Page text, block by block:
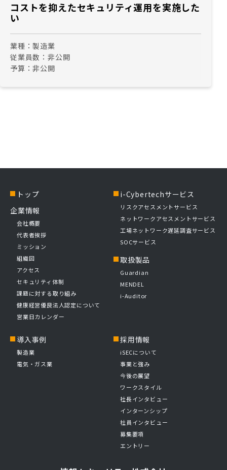
コストを抑えたセキュリティ運用を実施した
い
業種：製造業
従業員数： 非公開
予算：非公開
トップ
企業情報
会社概要
代表者挨拶
ミッション
組織図
アクセス
セキュリティ体制
課題に対する取り組み
健康経営優良法人認定について
営業日カレンダー
i-Cybertechサービス
リスクアセスメントサービス
ネットワークアセスメントサービス
工場ネットワーク遅延調査サービス
SOCサービス
取扱製品
Guardian
MENDEL
i-Auditor
導入事例
製造業
電気・ガス業
採用情報
iSECについて
事業と強み
今後の展望
ワークスタイル
社長インタビュー
インターンシップ
社員インタビュー
募集要項
エントリー